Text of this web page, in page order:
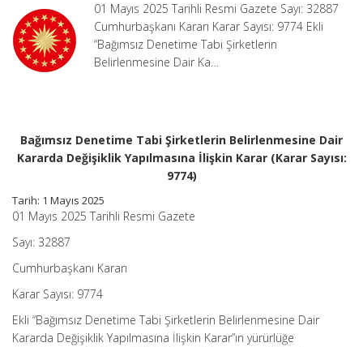
İlişkin
Karar
(Karar
Sayısı:
9774)
01 Mayıs 2025 Tarihli Resmi Gazete Sayı: 32887
Cumhurbaşkanı Kararı Karar Sayısı: 9774 Ekli
“Bağımsız Denetime Tabi Şirketlerin
Belirlenmesine Dair Ka…
Bağımsız Denetime Tabi Şirketlerin Belirlenmesine Dair
Kararda Değişiklik Yapılmasına İlişkin Karar (Karar Sayısı:
9774)
Tarih: 1 Mayıs 2025
01 Mayıs 2025 Tarihli Resmi Gazete
Sayı: 32887
Cumhurbaşkanı Kararı
Karar Sayısı: 9774
Ekli “Bağımsız Denetime Tabi Şirketlerin Belirlenmesine Dair
Kararda Değişiklik Yapılmasına İlişkin Karar”ın yürürlüğe